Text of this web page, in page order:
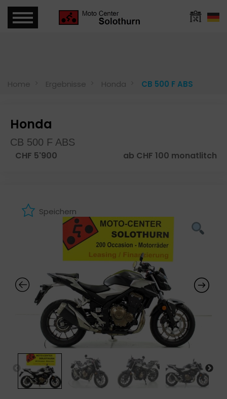
Home Ergebnisse Honda CB 500 F ABS
Honda
CB 500 F ABS
CHF 5'900 ab CHF 100 monatlitch
Speichern